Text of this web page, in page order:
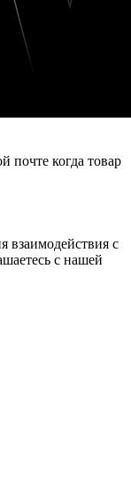
почте когда товар
взаимодействия с
с нашей